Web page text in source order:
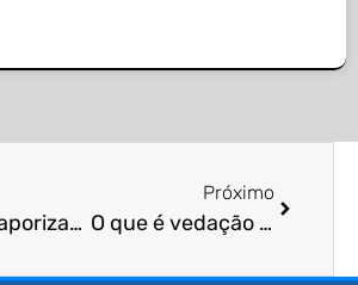
O que é vaporização para controle de moscas-das-frutas?
Próximo
O que é vedação de frestas para controle de aranhas?